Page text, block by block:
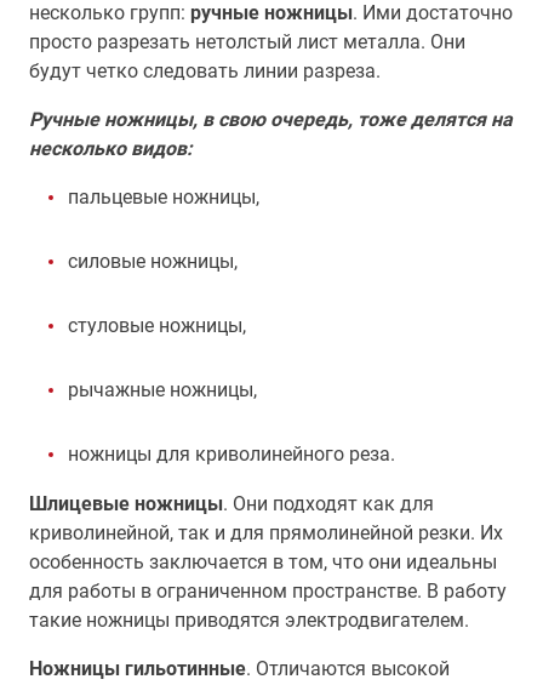
несколько групп: ручные ножницы. Ими достаточно
просто разрезать нетолстый лист металла. Они
будут четко следовать линии разреза.
Ручные ножницы, в свою очередь, тоже делятся на
несколько видов:
пальцевые ножницы,
силовые ножницы,
стуловые ножницы,
рычажные ножницы,
ножницы для криволинейного реза.
Шлицевые ножницы. Они подходят как для
криволинейной, так и для прямолинейной резки. Их
особенность заключается в том, что они идеальны
для работы в ограниченном пространстве. В работу
такие ножницы приводятся электродвигателем.
Ножницы гильотинные. Отличаются высокой